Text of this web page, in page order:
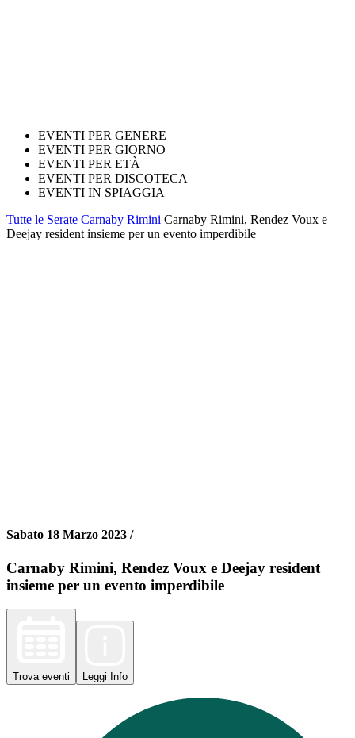
EVENTI PER GENERE
EVENTI PER GIORNO
EVENTI PER ETÀ
EVENTI PER DISCOTECA
EVENTI IN SPIAGGIA
Tutte le Serate Carnaby Rimini Carnaby Rimini, Rendez Voux e
Deejay resident insieme per un evento imperdibile
Sabato 18 Marzo 2023 /
Carnaby Rimini, Rendez Voux e Deejay resident
insieme per un evento imperdibile
Trova eventi Leggi Info